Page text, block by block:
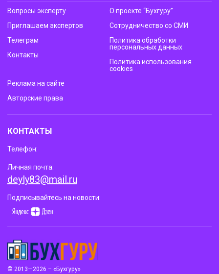
© 2013—2026 – «Бухгуру»
Вопросы эксперту
Приглашаем экспертов
Телеграм
Контакты
О проекте “Бухгуру”
Сотрудничество со СМИ
Политика обработки
персональных данных
Политика использования
cookies
Реклама на сайте
Авторские права
КОНТАКТЫ
Телефон:
Личная почта:
deyly83@mail.ru
Подписывайтесь на новости: